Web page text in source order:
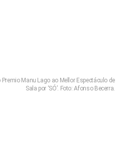
Manu Lago ao Mellor Espectáculo de
Sala por ‘SÓ’. Foto: Afonso Becerra.